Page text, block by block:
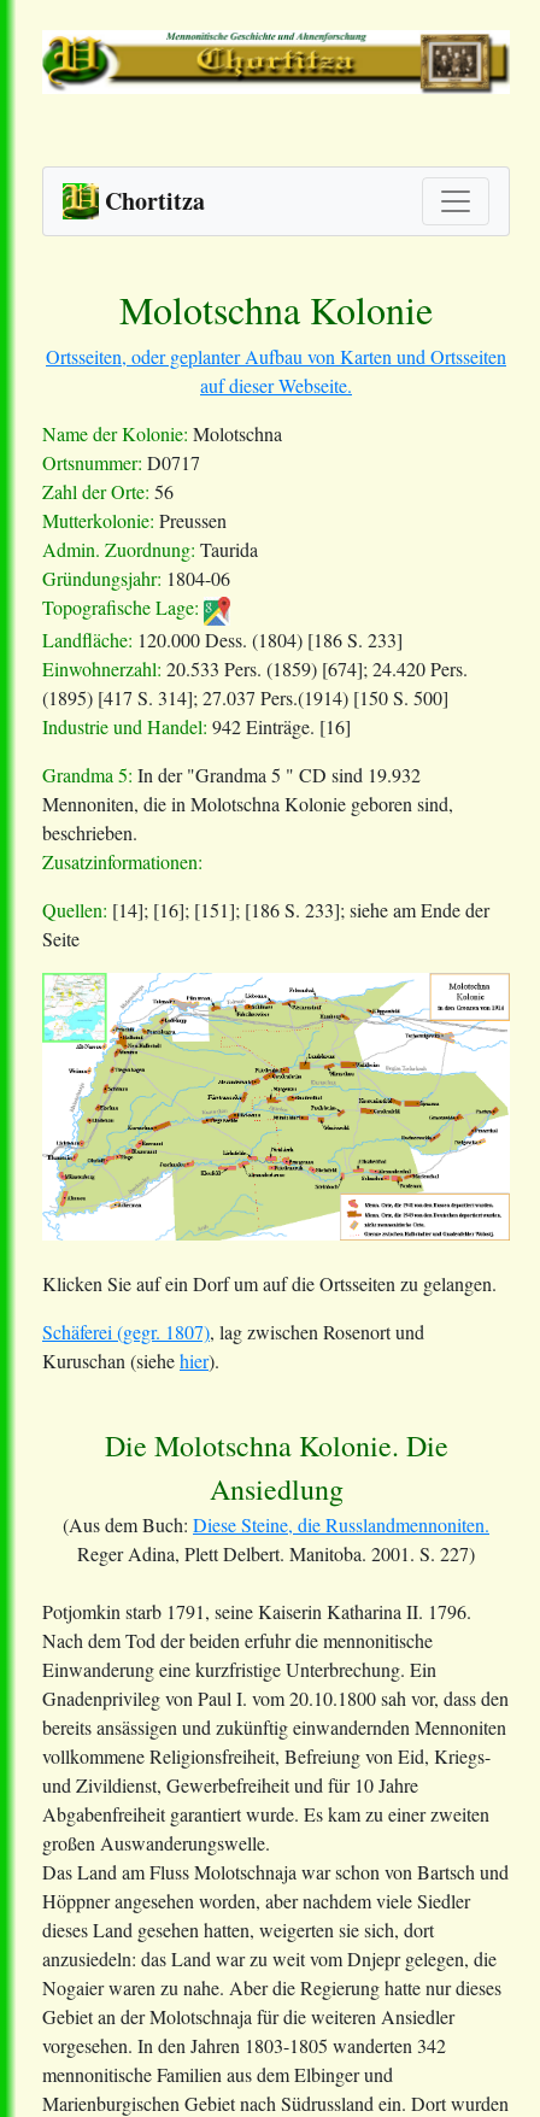
Chortitza
Molotschna Kolonie
Ortsseiten, oder geplanter Aufbau von Karten und Ortsseiten
auf dieser Webseite.
Name der Kolonie: Molotschna
Ortsnummer: D0717
Zahl der Orte: 56
Mutterkolonie: Preussen
Admin. Zuordnung: Taurida
Gründungsjahr: 1804-06
Topografische Lage:
Landfläche: 120.000 Dess. (1804) [186 S. 233]
Einwohnerzahl: 20.533 Pers. (1859) [674]; 24.420 Pers.
(1895) [417 S. 314]; 27.037 Pers.(1914) [150 S. 500]
Industrie und Handel: 942 Einträge. [16]
Grandma 5: In der "Grandma 5 " CD sind 19.932
Mennoniten, die in Molotschna Kolonie geboren sind,
beschrieben.
Zusatzinformationen:
Quellen: [14]; [16]; [151]; [186 S. 233]; siehe am Ende der
Seite
Klicken Sie auf ein Dorf um auf die Ortsseiten zu gelangen.
Schäferei (gegr. 1807), lag zwischen Rosenort und
Kuruschan (siehehier).
Die Molotschna Kolonie. Die
Ansiedlung
(Aus dem Buch: Diese Steine, die Russlandmennoniten.
Reger Adina, Plett Delbert. Manitoba. 2001. S. 227)
Potjomkin starb 1791, seine Kaiserin Katharina II. 1796.
Nach dem Tod der beiden erfuhr die mennonitische
Einwanderung eine kurzfristige Unterbrechung. Ein
Gnadenprivileg von Paul I. vom 20.10.1800 sah vor, dass den
bereits ansässigen und zukünftig einwandernden Mennoniten
vollkommene Religionsfreiheit, Befreiung von Eid, Kriegs-
und Zivildienst, Gewerbefreiheit und für 10 Jahre
Abgabenfreiheit garantiert wurde. Es kam zu einer zweiten
großen Auswanderungswelle.
Das Land am Fluss Molotschnaja war schon von Bartsch und
Höppner angesehen worden, aber nachdem viele Siedler
dieses Land gesehen hatten, weigerten sie sich, dort
anzusiedeln: das Land war zu weit vom Dnjepr gelegen, die
Nogaier waren zu nahe. Aber die Regierung hatte nur dieses
Gebiet an der Molotschnaja für die weiteren Ansiedler
vorgesehen. In den Jahren 1803-1805 wanderten 342
mennonitische Familien aus dem Elbinger und
Marienburgischen Gebiet nach Südrussland ein. Dort wurden